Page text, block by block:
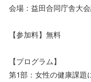
会場：益田合同庁舎大
【参加料】無料
【プログラム】
第1部：女性の健康課題